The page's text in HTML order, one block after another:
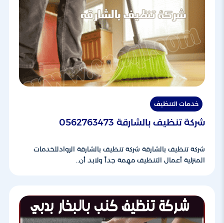
خدمات التنظيف
شركة تنظيف بالشارقة 0562763473
شركة تنظيف بالشارقة شركة تنظيف بالشارقة الروادللخدمات
المنزلية أعمال التنظيف مهمة جداً ولابد أن..